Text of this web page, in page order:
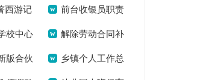
335字]
字] 工作总结[本文共
5551字]
西游记
[本文
前台收银员职责
及要求[本文共1020
字]
校中心
结[本
解除劳动合同补
偿金[本文共7581字]
版合伙 乡镇个人工作总